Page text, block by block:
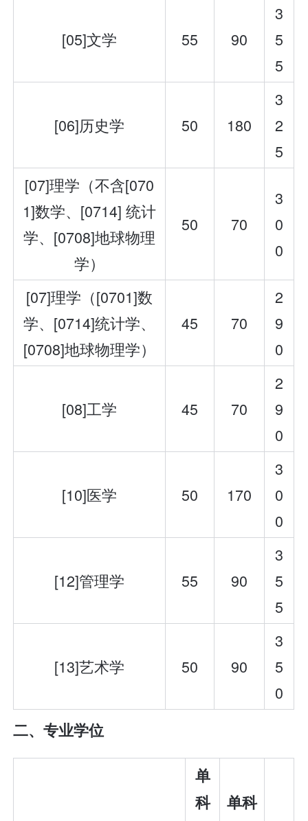
[05]文学 55 90
3
5
5
[06]历史学 50 180
3
2
5
[07]理学（不含[070
1]数学、[0714] 统计
学、[0708]地球物理
学）
50 70
3
0
0
[07]理学（[0701]数
学、[0714]统计学、
[0708]地球物理学）
45 70
2
9
0
[08]工学 45 70
2
9
0
[10]医学 50 170
3
0
0
[12]管理学 55 90
3
5
5
[13]艺术学 50 90
3
5
0
二、专业学位
单
科
单科